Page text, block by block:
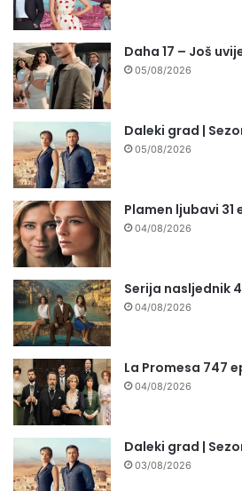
Daha 17 – Još
05/08/2026
Daleki grad |
05/08/2026
Plamen ljubavi 31
04/08/2026
Serija nasljednik
04/08/2026
La Promesa 747
04/08/2026
Daleki grad |
03/08/2026